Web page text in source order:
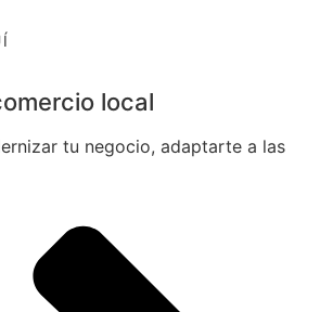
local
tu negocio, adaptarte a las